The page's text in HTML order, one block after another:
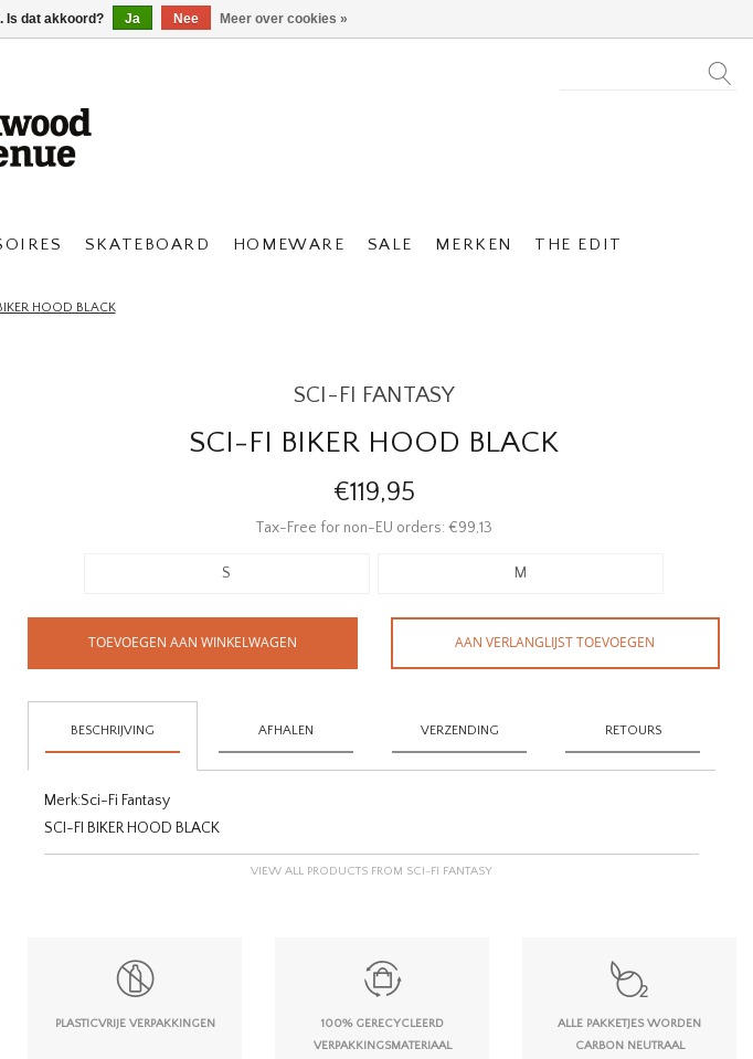
SKATEBOARD HOMEWARE SALE MERKEN THE EDIT
HOOD BLACK
SCI-FI FANTASY
SCI-FI BIKER HOOD BLACK
€119,95
Tax-Free for non-EU orders: €99,13
S M
TOEVOEGEN AAN WINKELWAGEN AAN VERLANGLIJST TOEVOEGEN
BESCHRIJVING AFHALEN VERZENDING RETOURS
Merk:Sci-Fi Fantasy
SCI-FI BIKER HOOD BLACK
VIEW ALL PRODUCTS FROM SCI-FI FANTASY
PLASTICVRIJE VERPAKKINGEN
100% GERECYCLEERD
VERPAKKINGSMATERIAAL
ALLE PAKKETJES WORDEN
CARBON NEUTRAAL
Is dat akkoord? Ja Nee Meer over cookies »